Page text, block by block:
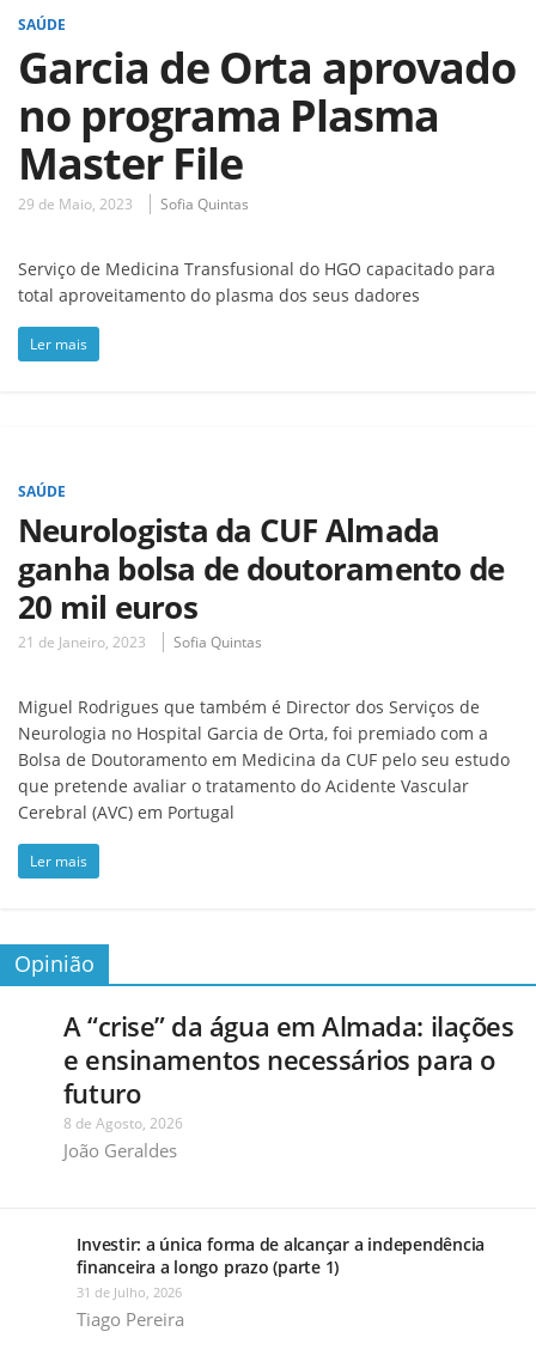
SAÚDE
Garcia de Orta aprovado
no programa Plasma
Master File
29 de Maio, 2023 Sofia Quintas
Serviço de Medicina Transfusional do HGO capacitado para
total aproveitamento do plasma dos seus dadores
Ler mais
SAÚDE
Neurologista da CUF Almada
ganha bolsa de doutoramento de
20 mil euros
21 de Janeiro, 2023 Sofia Quintas
Miguel Rodrigues que também é Director dos Serviços de
Neurologia no Hospital Garcia de Orta, foi premiado com a
Bolsa de Doutoramento em Medicina da CUF pelo seu estudo
que pretende avaliar o tratamento do Acidente Vascular
Cerebral (AVC) em Portugal
Ler mais
Opinião
A “crise” da água em Almada: ilações
e ensinamentos necessários para o
futuro
8 de Agosto, 2026
João Geraldes
Investir: a única forma de alcançar a independência
financeira a longo prazo (parte 1)
31 de Julho, 2026
Tiago Pereira